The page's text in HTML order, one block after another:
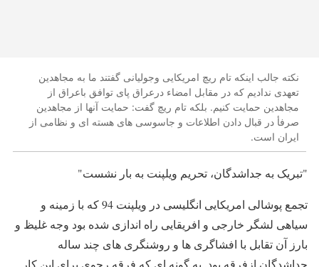
نکته جالب اینکه تام ریچ امریکایی وجولیانی گفتند ما به مجاهدین
تعهدی ندادیم که در مقابل امضاء درعراق پای توافق باعراق از
مجاهدین حمایت کنیم. بلکه تام ریچ گفت: حمایت آنها از مجاهدین
صرفأ در قبال دادن اطلاعات و جاسوسی های هسته ای و نظامی از
ایران است.
"تبریک به جداشدگان، تحریم ویلپنت به بار نشست"
تجمع پوشالی امریکایی انگلیسی در ویلپنت 94 که با زمینه و
سیاهی لشگر خارجی و افریقایی راه اندازی شده بود وجه غلیظ و
بارز آن تقابل با افشاگری ها و روشنگری های چند ساله